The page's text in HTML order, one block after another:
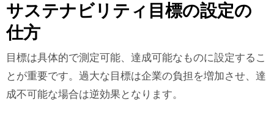
サステナビリティ目標の設定の
仕方
目標は具体的で測定可能、達成可能なものに設定するこ
とが重要です。過大な目標は企業の負担を増加させ、達
成不可能な場合は逆効果となります。